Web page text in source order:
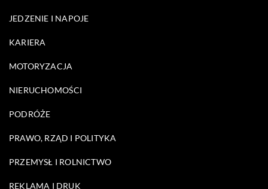
JEDZENIE I NAPOJE
KARIERA
MOTORYZACJA
NIERUCHOMOŚCI
PODRÓŻE
PRAWO, RZĄD I POLITYKA
PRZEMYSŁ I ROLNICTWO
REKLAMA I DRUK